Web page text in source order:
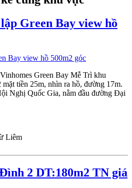
Green Bay view hồ
Green Bay Mễ Trì khu
tiền 25m, nhìn ra hồ, đường 17m.
Nghị Quốc Gia, nằm đầu đường Đại
Liêm
2 DT:180m2 TN giá